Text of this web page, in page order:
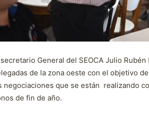
secretario General del SEOCA Julio
de la zona oeste con el objetivo
negociaciones que se están realizando
de fin de año.